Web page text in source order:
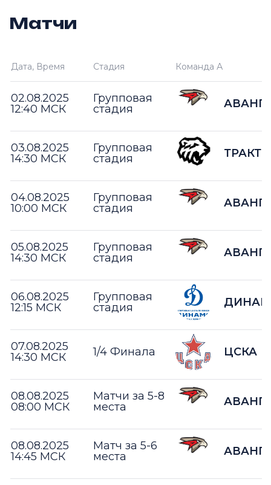
Матчи
Дата, Время Стадия Команда А
02.08.2025
12:40 МСК
Групповая
стадия
03.08.2025
14:30 МСК
Групповая
стадия
04.08.2025
10:00 МСК
Групповая
стадия
05.08.2025
14:30 МСК
Групповая
стадия
06.08.2025
12:15 МСК
Групповая
стадия
07.08.2025
14:30 МСК
1/4 Финала ЦСКА
08.08.2025
08:00 МСК
Матчи за 5-8
места
08.08.2025
14:45 МСК
Матч за 5-6
места